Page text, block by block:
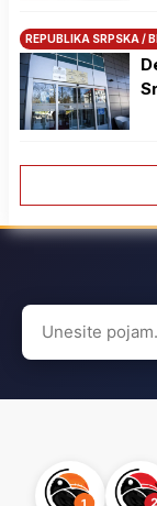
REPUBLIKA SRPSKA /
Search
for: